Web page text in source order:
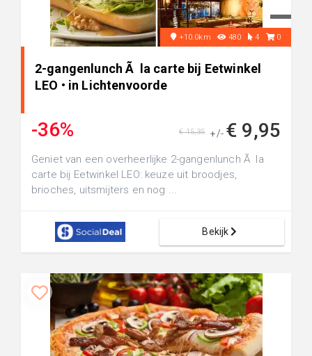
+10.0km 480 4 0
2-gangenlunch Ã la carte bij Eetwinkel
LEO • in Lichtenvoorde
-36% +/- € 9,95
€ 15,35
Geniet van een overheerlijke 2-gangenlunch Ã la
carte bij Eetwinkel LEO: keuze uit broodjes,
brioches, uitsmijters en nog ...
Bekijk